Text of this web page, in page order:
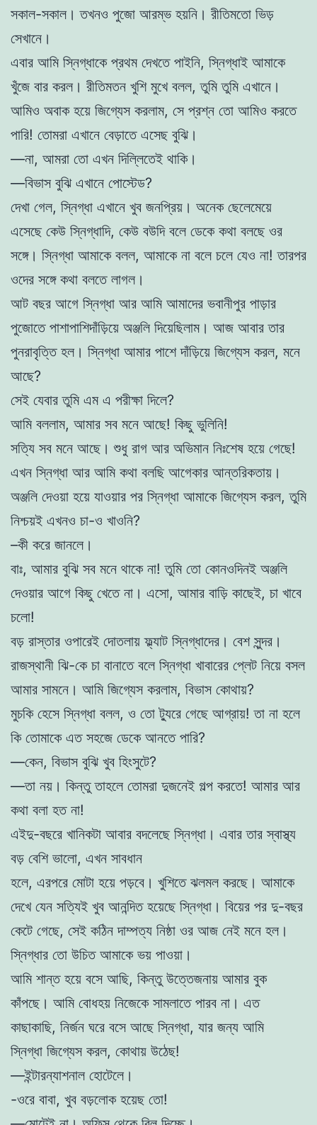
সকাল-সকাল। তখনও পুজো আরম্ভ হয়নি। রীতিমতো ভিড়
সেখানে।
এবার আমি স্নিগ্ধাকে প্রথম দেখতে পাইনি, স্নিগ্ধাই আমাকে
খুঁজে বার করল। রীতিমতন খুশি মুখে বলল, তুমি তুমি এখানে।
আমিও অবাক হয়ে জিগ্যেস করলাম, সে প্রশ্ন তো আমিও করতে
পারি! তোমরা এখানে বেড়াতে এসেছ বুঝি।
—না, আমরা তো এখন দিল্লিতেই থাকি।
—বিভাস বুঝি এখানে পোস্টেড?
দেখা গেল, স্নিগ্ধা এখানে খুব জনপ্রিয়। অনেক ছেলেমেয়ে
এসেছে কেউ স্নিগ্ধাদি, কেউ বউদি বলে ডেকে কথা বলছে ওর
সঙ্গে। স্নিগ্ধা আমাকে বলল, আমাকে না বলে চলে যেও না! তারপর
ওদের সঙ্গে কথা বলতে লাগল।
আট বছর আগে স্নিগ্ধা আর আমি আমাদের ভবানীপুর পাড়ার
পুজোতে পাশাপাশিদাঁড়িয়ে অঞ্জলি দিয়েছিলাম। আজ আবার তার
পুনরাবৃত্তি হল। স্নিগ্ধা আমার পাশে দাঁড়িয়ে জিগ্যেস করল, মনে
আছে?
সেই যেবার তুমি এম এ পরীক্ষা দিলে?
আমি বললাম, আমার সব মনে আছে! কিছু ভুলিনি!
সত্যি সব মনে আছে। শুধু রাগ আর অভিমান নিঃশেষ হয়ে গেছে!
এখন স্নিগ্ধা আর আমি কথা বলছি আগেকার আন্তরিকতায়।
অঞ্জলি দেওয়া হয়ে যাওয়ার পর স্নিগ্ধা আমাকে জিগ্যেস করল, তুমি
নিশ্চয়ই এখনও চা-ও খাওনি?
–কী করে জানলে।
বাঃ, আমার বুঝি সব মনে থাকে না! তুমি তো কোনওদিনই অঞ্জলি
দেওয়ার আগে কিছু খেতে না। এসো, আমার বাড়ি কাছেই, চা খাবে
চলো!
বড় রাস্তার ওপারেই দোতলায় ফ্ল্যাট স্নিগ্ধাদের। বেশ সুন্দর।
রাজস্থানী ঝি-কে চা বানাতে বলে স্নিগ্ধা খাবারের প্লেট নিয়ে বসল
আমার সামনে। আমি জিগ্যেস করলাম, বিভাস কোথায়?
মুচকি হেসে স্নিগ্ধা বলল, ও তো ট্যুরে গেছে আগ্রায়! তা না হলে
কি তোমাকে এত সহজে ডেকে আনতে পারি?
—কেন, বিভাস বুঝি খুব হিংসুটে?
—তা নয়। কিন্তু তাহলে তোমরা দুজনেই গল্প করতে! আমার আর
কথা বলা হত না!
এইদু-বছরে খানিকটা আবার বদলেছে স্নিগ্ধা। এবার তার স্বাস্থ্য
বড় বেশি ভালো, এখন সাবধান
হলে, এরপরে মোটা হয়ে পড়বে। খুশিতে ঝলমল করছে। আমাকে
দেখে যেন সত্যিই খুব আনন্দিত হয়েছে স্নিগ্ধা। বিয়ের পর দু-বছর
কেটে গেছে, সেই কঠিন দাম্পত্য নিষ্ঠা ওর আজ নেই মনে হল।
স্নিগ্ধার তো উচিত আমাকে ভয় পাওয়া।
আমি শান্ত হয়ে বসে আছি, কিন্তু উত্তেজনায় আমার বুক
কাঁপছে। আমি বোধহয় নিজেকে সামলাতে পারব না। এত
কাছাকাছি, নির্জন ঘরে বসে আছে স্নিগ্ধা, যার জন্য আমি
স্নিগ্ধা জিগ্যেস করল, কোথায় উঠেছ!
—ইন্টারন্যাশনাল হোটেলে।
-ওরে বাবা, খুব বড়লোক হয়েছ তো!